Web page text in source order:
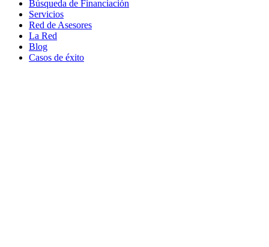
Búsqueda de Financiación
Servicios
Red de Asesores
La Red
Blog
Casos de éxito